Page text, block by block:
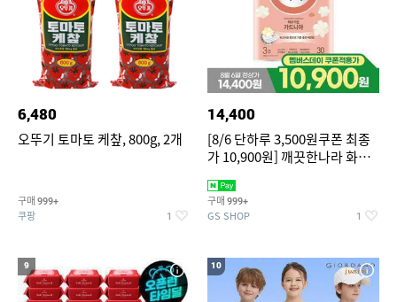
6,480
오뚜기 토마토 케챂, 800g, 2개
구매 999+
쿠팡 1
14,400
[8/6 단하루 3,500원쿠폰 최종
가 10,900원] 깨끗한나라 화장
롤
구매 999+
GS SHOP 1
9 10